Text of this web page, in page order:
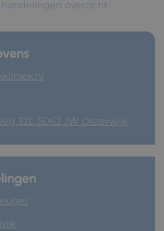
overzicht
32L, 5062 JW Oisterwijk